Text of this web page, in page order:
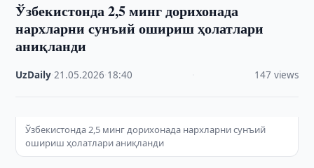
Ўзбекистонда 2,5 минг дорихонада
нархларни сунъий ошириш ҳолатлари
аниқланди
UzDaily ·21.05.2026 18:40 147 views
Ўзбекистонда 2,5 минг дорихонада нархларни сунъий
ошириш ҳолатлари аниқланди